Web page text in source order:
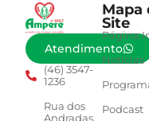
Atendimento
(46) 3547-
1236
Rua dos
Andradas,
Mapa
Site
Página
Notícias
Podcast